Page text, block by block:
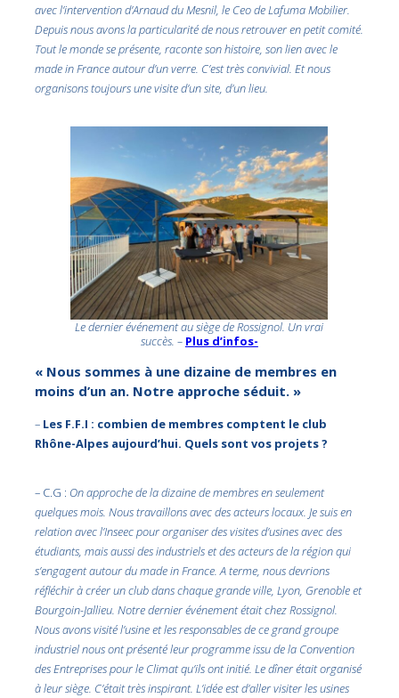
avec l’intervention d’Arnaud du Mesnil, le Ceo de Lafuma Mobilier.
Depuis nous avons la particularité de nous retrouver en petit comité.
Tout le monde se présente, raconte son histoire, son lien avec le
made in France autour d’un verre. C’est très convivial. Et nous
organisons toujours une visite d’un site, d’un lieu.
Le dernier événement au siège de Rossignol. Un vrai
succès. – Plus d’infos-
« Nous sommes à une dizaine de membres en
moins d’un an. Notre approche séduit. »
– Les F.F.I : combien de membres comptent le club
Rhône-Alpes aujourd’hui. Quels sont vos projets ?
– C.G : On approche de la dizaine de membres en seulement
quelques mois. Nous travaillons avec des acteurs locaux. Je suis en
relation avec l’Inseec pour organiser des visites d’usines avec des
étudiants, mais aussi des industriels et des acteurs de la région qui
s’engagent autour du made in France. A terme, nous devrions
réfléchir à créer un club dans chaque grande ville, Lyon, Grenoble et
Bourgoin-Jallieu. Notre dernier événement était chez Rossignol.
Nous avons visité l’usine et les responsables de ce grand groupe
industriel nous ont présenté leur programme issu de la Convention
des Entreprises pour le Climat qu’ils ont initié. Le dîner était organisé
à leur siège. C’était très inspirant. L’idée est d’aller visiter les usines